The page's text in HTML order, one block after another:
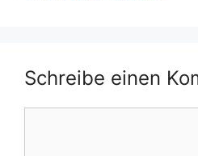
Schreibe einen